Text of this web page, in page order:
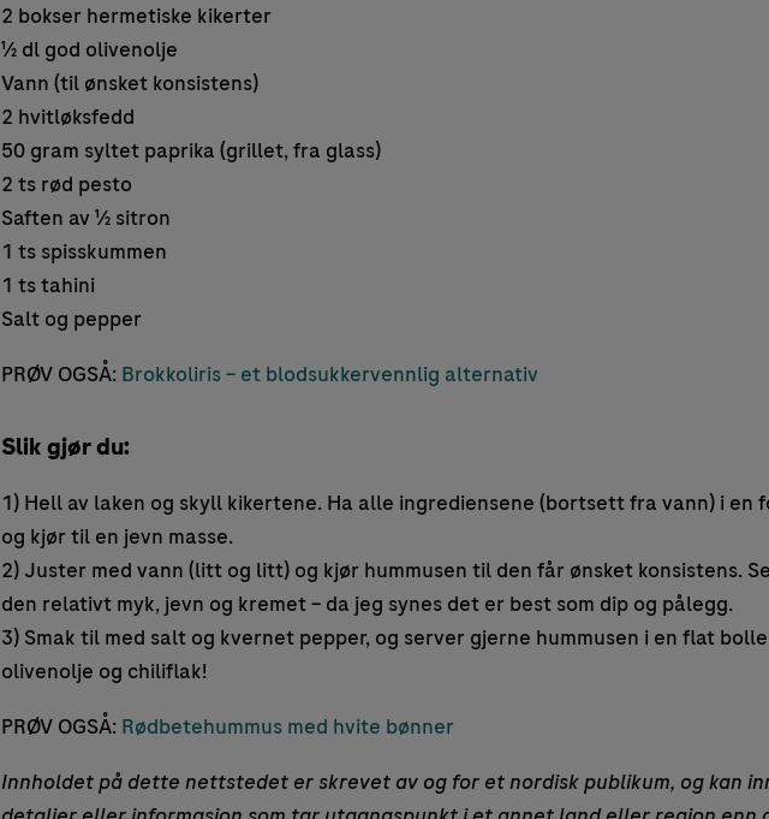
2 bokser hermetiske kikerter
½ dl god olivenolje
Vann (til ønsket konsistens)
2 hvitløksfedd
50 gram syltet paprika (grillet, fra glass)
2 ts rød pesto
Saften av ½ sitron
1 ts spisskummen
1 ts tahini
Salt og pepper
PRØV OGSÅ: Brokkoliris – et blodsukkervennlig alternativ
Slik gjør du:
1) Hell av laken og skyll kikertene. Ha alle ingrediensene (bortsett fra vann) i en
og kjør til en jevn masse.
2) Juster med vann (litt og litt) og kjør hummusen til den får ønsket konsistens.
den relativt myk, jevn og kremet – da jeg synes det er best som dip og pålegg.
3) Smak til med salt og kvernet pepper, og server gjerne hummusen i en flat
olivenolje og chiliflak!
PRØV OGSÅ: Rødbetehummus med hvite bønner
Innholdet på dette nettstedet er skrevet av og for et nordisk publikum, og kan